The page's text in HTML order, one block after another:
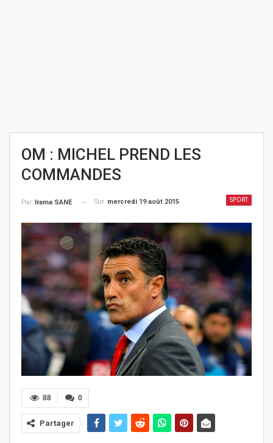
OM : MICHEL PREND LES
COMMANDES
SPORT
Par Irama SANE Sur mercredi 19 août 2015
0
88
Partager